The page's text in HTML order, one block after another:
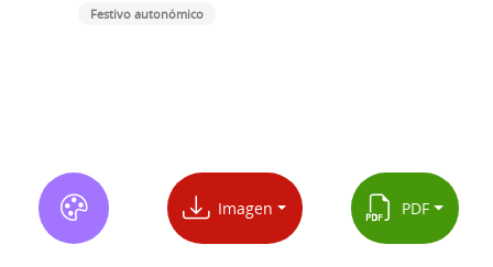
Festivo autonómico
Imagen PDF